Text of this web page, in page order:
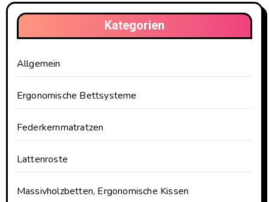
Kategorien
Allgemein
Ergonomische Bettsysteme
Federkernmatratzen
Lattenroste
Massivholzbetten, Ergonomische Kissen